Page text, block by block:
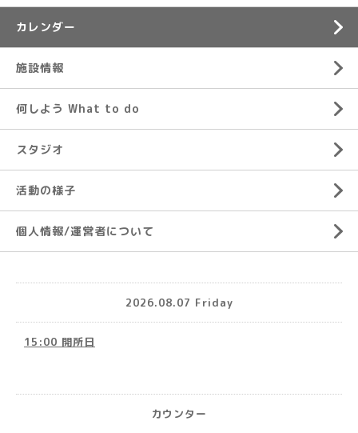
カレンダー
施設情報
何しよう What to do
スタジオ
活動の様子
個人情報/運営者について
2026.08.07 Friday
15:00 開所日
カウンター